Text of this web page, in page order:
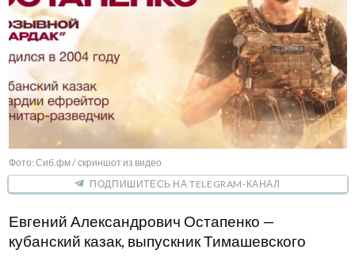
Фото: Сиб.фм / скриншот из видео
ПОДПИШИТЕСЬ НА TELEGRAM-КАНАЛ
Евгений Александрович Остапенко —
кубанский казак, выпускник Тимашевского